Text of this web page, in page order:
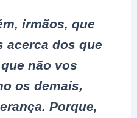
irmãos, que
acerca dos que
não vos
os demais,
Porque,